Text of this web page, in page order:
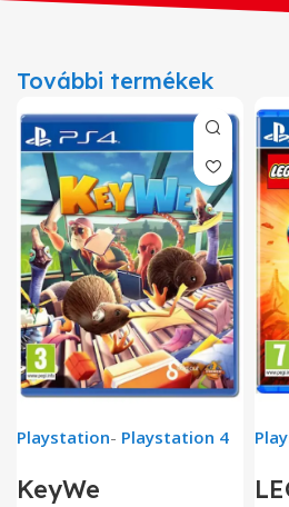
További termékek
Playstation- Playstation 4
KeyWe